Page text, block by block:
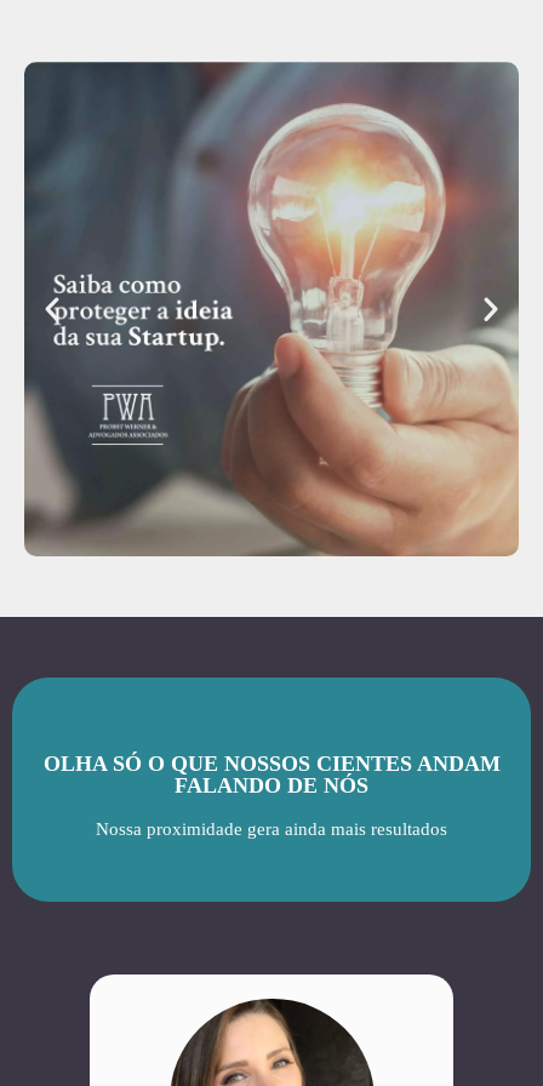
OLHA SÓ O QUE NOSSOS CIENTES ANDAM
FALANDO DE NÓS
Nossa proximidade gera ainda mais resultados